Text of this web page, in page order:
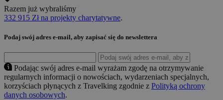
Razem już wybraliśmy
332 915 Zł na projekty charytatywne.
Podaj swój adres e-mail, aby zapisać się do newslettera
Podając swój adres e-mail wyrażam zgodę na otrzymywanie
regularnych informacji o nowościach, wydarzeniach specjalnych,
korzyściach płynących z Travelking zgodnie z Polityką ochrony
danych osobowych.